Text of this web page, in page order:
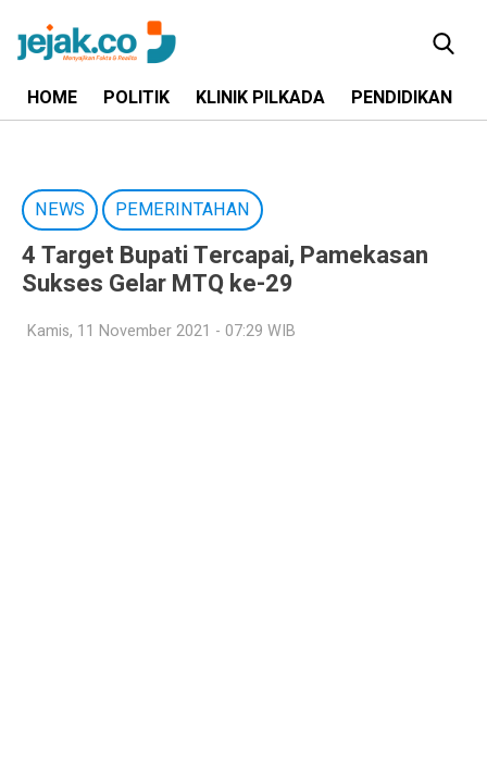
HOME POLITIK KLINIK PILKADA PENDIDIKAN
NEWS PEMERINTAHAN
4 Target Bupati Tercapai, Pamekasan
Sukses Gelar MTQ ke-29
Kamis, 11 November 2021 - 07:29 WIB